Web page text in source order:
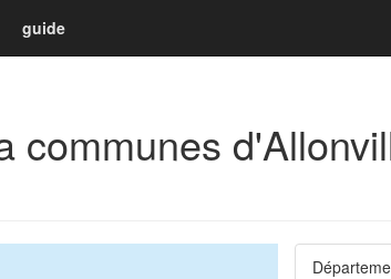
guide
communes